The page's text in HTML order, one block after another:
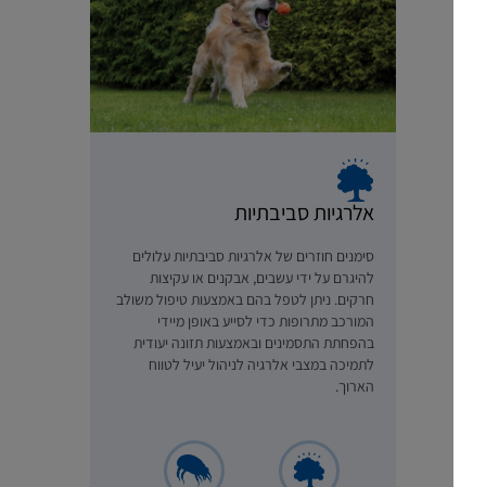
אלרגיות סביבתיות
סימנים חוזרים של אלרגיות סביבתיות עלולים
להיגרם על ידי עשבים, אבקנים או עקיצות
חרקים. ניתן לטפל בהם באמצעות טיפול משולב
המורכב מתרופות כדי לסייע באופן מיידי
בהפחתת התסמינים ובאמצעות תזונה יעודית
לתמיכה במצבי אלרגיה לניהול יעיל לטווח
הארוך.